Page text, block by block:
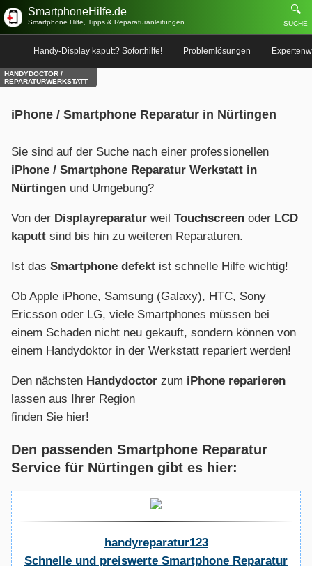
SmartphoneHilfe.de
Smartphone Hilfe, Tipps & Reparaturanleitungen
🔍
SUCHE
Handy-Display kaputt? Soforthilfe! Problemlösungen
HANDYDOCTOR /
REPARATURWERKSTATT
iPhone / Smartphone Reparatur in Nürtingen
Sie sind auf der Suche nach einer professionellen
iPhone / Smartphone Reparatur Werkstatt in
Nürtingen und Umgebung?
Von der Displayreparatur weil Touchscreen oder LCD
kaputt sind bis hin zu weiteren Reparaturen.
Ist das Smartphone defekt ist schnelle Hilfe wichtig!
Ob Apple iPhone, Samsung (Galaxy), HTC, Sony
Ericsson oder LG, viele Smartphones müssen bei
einem Schaden nicht neu gekauft, sondern können von
einem Handydoktor in der Werkstatt repariert werden!
Den nächsten Handydoctor zum iPhone reparieren
lassen aus Ihrer Region
finden Sie hier!
Den passenden Smartphone Reparatur
Service für Nürtingen gibt es hier:
handyreparatur123
Schnelle und preiswerte Smartphone Reparatur